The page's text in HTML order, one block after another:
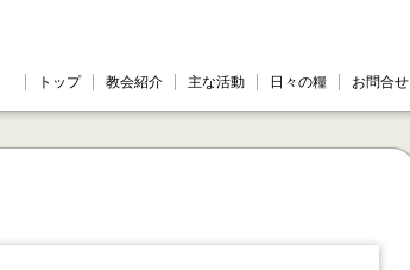
トップ 教会紹介 主な活動 日々の糧 お問合せ